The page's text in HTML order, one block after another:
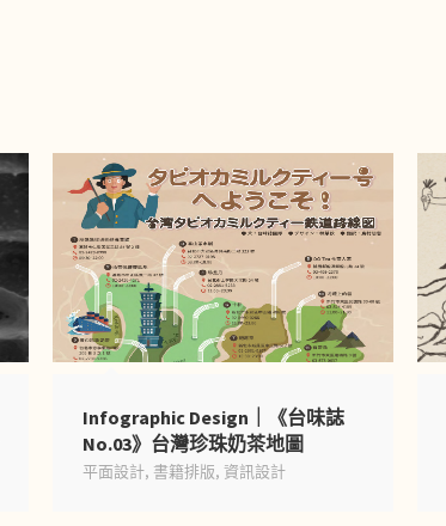
Infographic Design｜《台味誌
No.03》台灣珍珠奶茶地圖
平面設計, 書籍排版, 資訊設計